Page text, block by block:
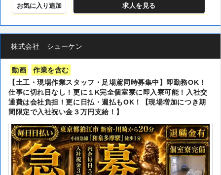
お気に入り追加 求人を見る
株式会社 シューケン
動画
作業を含む
【土工・現場作業スタッフ・足場鳶同時募集中】即勤務OK！
仕事に切れ目なし！更に１K完全個室寮に即入寮可能！入社交
通費は会社負担！更に日払・週払もOK！【現場増加につき期
間限定で入社祝い金３万円支給！】